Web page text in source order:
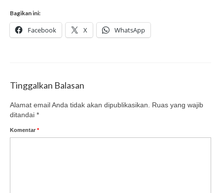
Bagikan ini:
Facebook X WhatsApp
Tinggalkan Balasan
Alamat email Anda tidak akan dipublikasikan. Ruas yang wajib
ditandai *
Komentar *